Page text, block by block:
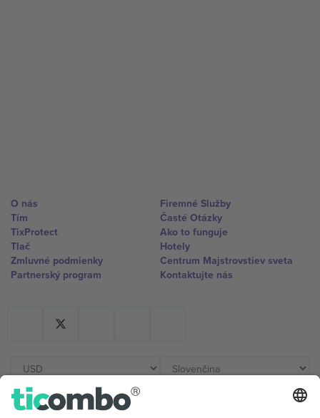
O nás
Tím
TixProtect
Tlač
Zmluvné podmienky
Partnerský program
Firemné Služby
Časté Otázky
Ako to funguje
Hotely
Centrum Majstrovstiev sveta
Kontaktujte nás